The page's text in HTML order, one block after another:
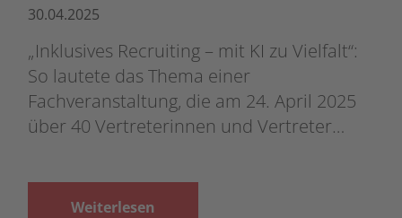
30.04.2025
„Inklusives Recruiting – mit KI zu Vielfalt“:
So lautete das Thema einer
Fachveranstaltung, die am 24. April 2025
über 40 Vertreterinnen und Vertreter…
Weiterlesen